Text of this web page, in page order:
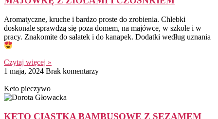
Aromatyczne, kruche i bardzo proste do zrobienia. Chlebki
doskonale sprawdzą się poza domem, na majówce, w szkole i w
pracy. Znakomite do sałatek i do kanapek. Dodatki według uznania
Czytaj więcej »
1 maja, 2024 Brak komentarzy
Keto pieczywo
KETO CIASTKA BAMBUSOWE Z SEZAMEM